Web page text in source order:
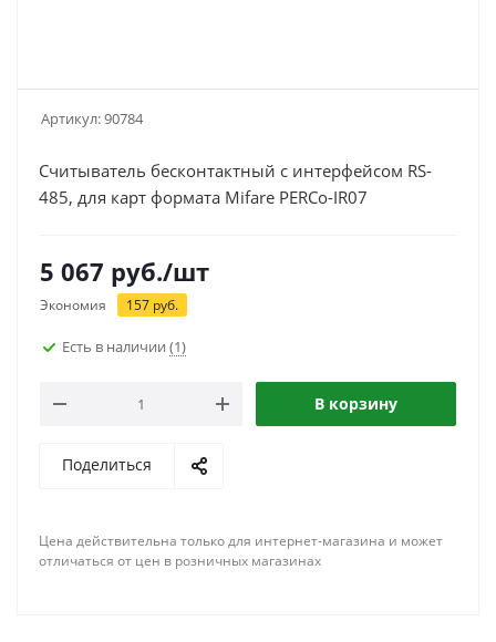
Артикул:90784
Считыватель бесконтактный с интерфейсом RS-
485, для карт формата Mifare PERCo-IR07
5 067 руб./шт
Экономия 157 руб.
Есть в наличии (1)
В корзину
Поделиться
Цена действительна только для интернет-магазина и может
отличаться от цен в розничных магазинах